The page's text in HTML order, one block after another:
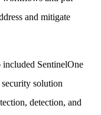
and mitigate
included SentinelOne
solution
detection, and